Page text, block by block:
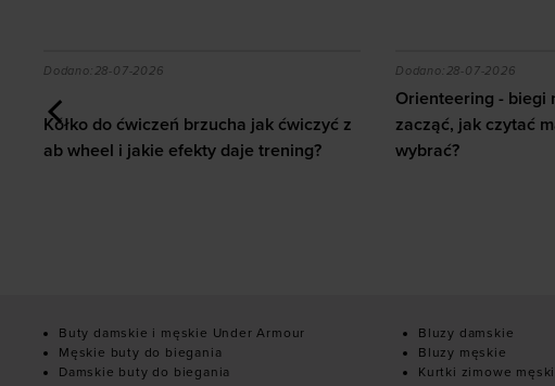
z ab wheel i jakie efekty daje trening?
Orienteering - biegi na orientację. Jak zacząć, jak czytać
Dodano:28-07-2026
Orienteering - biegi na orientację. Jak
zacząć, jak czytać mapę i jaki sprzęt
wybrać?
Jak zbudować
Dodano:03-07-2026
Jak zbudować
Kompletny
domu i na siłowni
Buty damskie i męskie Under Armour
Męskie buty do biegania
Damskie buty do biegania
Bluzy damskie
Bluzy męskie
Kurtki zimowe